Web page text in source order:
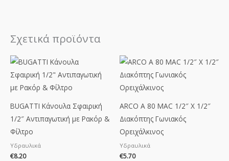
Σχετικά προϊόντα
BUGATTI Κάνουλα Σφαιρική
1/2″ Αντιπαγωτική με Ρακόρ &
Φίλτρο
Υδραυλικά
€8.20
ARCO A 80 MAC 1/2″ X 1/2″
Διακόπτης Γωνιακός
Ορειχάλκινος
Υδραυλικά
€5.70